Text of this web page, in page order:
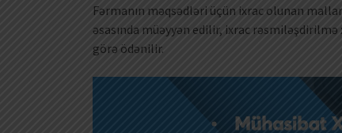
Fərmanın məqsədləri üçün ixrac olunan
əsasında müəyyən edilir, ixrac
görə ödənilir.